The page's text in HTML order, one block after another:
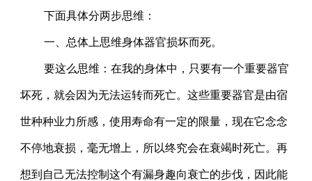
下面具体分两步思维：
一、总体上思维身体器官损坏而死。
要这么思维：在我的身体中，只要有一个重要器官
坏死，就会因为无法运转而死亡。这些重要器官是由宿
世种种业力所感，使用寿命有一定的限量，现在它念念
不停地衰损，毫无增上，所以终究会在衰竭时死亡。再
想到自己无法控制这个有漏身趣向衰亡的步伐，因此能